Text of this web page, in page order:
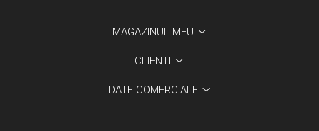
MAGAZINUL MEU
CLIENTI
DATE COMERCIALE